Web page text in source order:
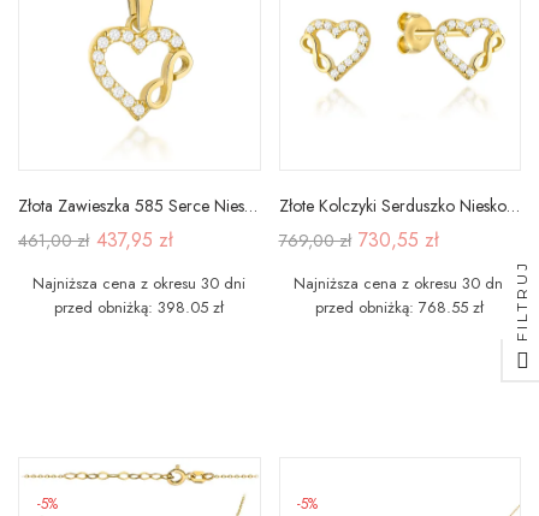
Złota Zawieszka 585 Serce Nieskończoność Cyrkonie
461,00 zł 437,95 zł
Najniższa cena z okresu 30 dni
przed obniżką: 398.05 zł
Złote Kolczyki Serduszko Nieskończoność Cyrkonia
769,00 zł 730,55 zł
Najniższa cena z okresu 30 dni
przed obniżką: 768.55 zł
-5% -5%
FILTRUJ